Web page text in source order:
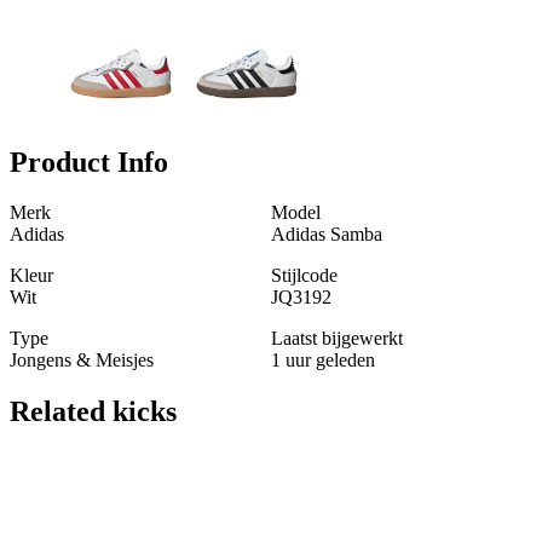
Product Info
Merk
Adidas
Model
Adidas Samba
Kleur
Wit
Stijlcode
JQ3192
Type
Jongens & Meisjes
Laatst bijgewerkt
1 uur geleden
Related kicks